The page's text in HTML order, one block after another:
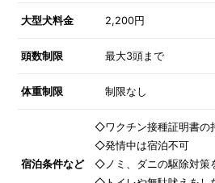
大型犬料金 2,200円
頭数制限 最大3頭まで
体重制限 制限なし
宿泊条件など
◇ワクチン接種証明書の
◇発情中は宿泊不可
◇ノミ、ダニの駆除対策